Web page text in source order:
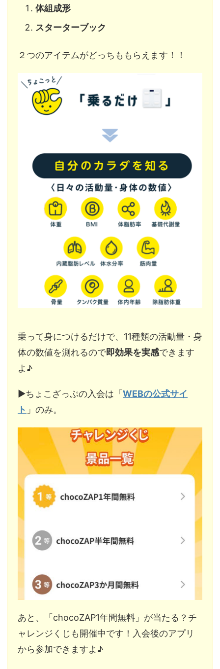
体組成形
スターターブック
２つのアイテムがどっちももらえます！！
乗って身につけるだけで、11種類の活動量・身
体の数値を測れるので即効果を実感できます
よ♪
▶︎ちょこざっぷの入会は「 WEBの公式サイ
ト 」のみ。
あと、「chocoZAP1年間無料」が当たる？チ
ャレンジくじも開催中です！入会後のアプリ
から参加できますよ♪